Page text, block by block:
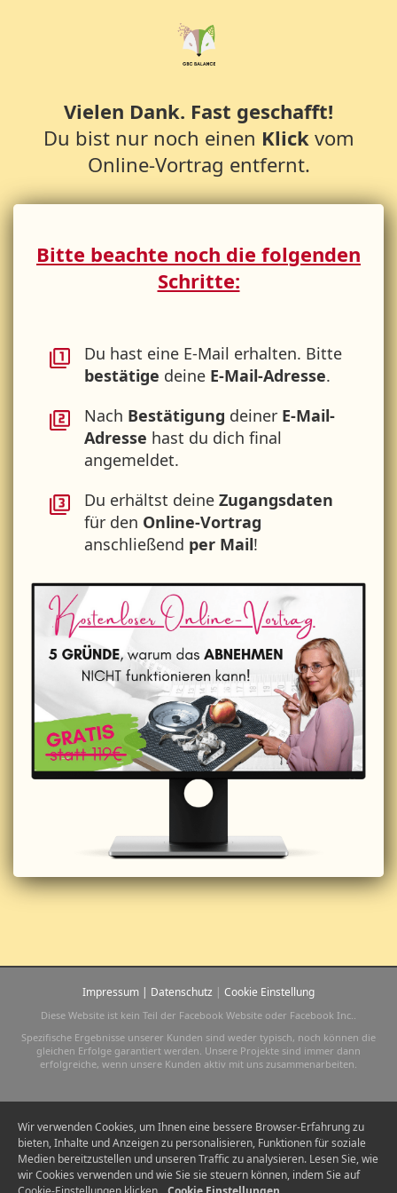
Vielen Dank. Fast geschafft!
Du bist nur noch einen Klickvom
Online-Vortrag entfernt.
Bitte beachte noch die folgenden
Schritte:
Du hast eine E-Mail erhalten. Bitte
bestätige deine E-Mail-Adresse.
Nach Bestätigung deiner E-Mail-
Adresse hast du dich final
angemeldet.
Du erhältst deine Zugangsdaten
für den Online-Vortrag
anschließend per Mail!
Impressum | Datenschutz | Cookie Einstellung
Diese Website ist kein Teil der Facebook Website oder Facebook Inc..
Spezifische Ergebnisse unserer Kunden sind weder typisch, noch können die
gleichen Erfolge garantiert werden. Unsere Projekte sind immer dann
erfolgreiche, wenn unsere Kunden aktiv mit uns zusammenarbeiten.
Wir verwenden Cookies, um Ihnen eine bessere Browser-Erfahrung zu
bieten, Inhalte und Anzeigen zu personalisieren, Funktionen für soziale
Medien bereitzustellen und unseren Traffic zu analysieren. Lesen Sie, wie
wir Cookies verwenden und wie Sie sie steuern können, indem Sie auf